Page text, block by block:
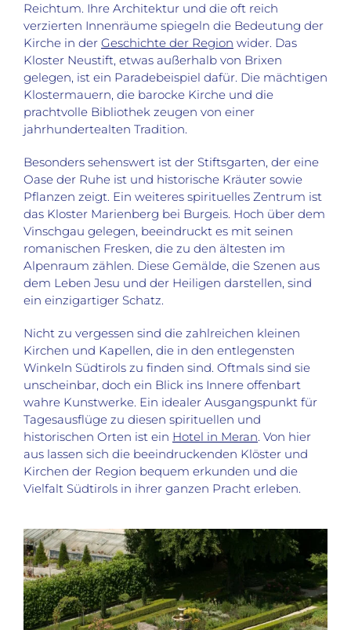
Reichtum. Ihre Architektur und die oft reich
verzierten Innenräume spiegeln die Bedeutung der
Kirche in der Geschichte der Region wider. Das
Kloster Neustift, etwas außerhalb von Brixen
gelegen, ist ein Paradebeispiel dafür. Die mächtigen
Klostermauern, die barocke Kirche und die
prachtvolle Bibliothek zeugen von einer
jahrhundertealten Tradition.
Besonders sehenswert ist der Stiftsgarten, der eine
Oase der Ruhe ist und historische Kräuter sowie
Pflanzen zeigt. Ein weiteres spirituelles Zentrum ist
das Kloster Marienberg bei Burgeis. Hoch über dem
Vinschgau gelegen, beeindruckt es mit seinen
romanischen Fresken, die zu den ältesten im
Alpenraum zählen. Diese Gemälde, die Szenen aus
dem Leben Jesu und der Heiligen darstellen, sind
ein einzigartiger Schatz.
Nicht zu vergessen sind die zahlreichen kleinen
Kirchen und Kapellen, die in den entlegensten
Winkeln Südtirols zu finden sind. Oftmals sind sie
unscheinbar, doch ein Blick ins Innere offenbart
wahre Kunstwerke. Ein idealer Ausgangspunkt für
Tagesausflüge zu diesen spirituellen und
historischen Orten ist ein Hotel in Meran. Von hier
aus lassen sich die beeindruckenden Klöster und
Kirchen der Region bequem erkunden und die
Vielfalt Südtirols in ihrer ganzen Pracht erleben.